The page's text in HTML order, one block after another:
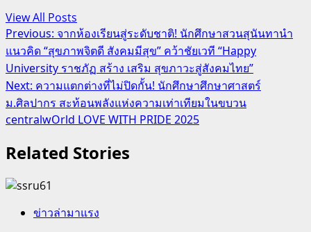
View All Posts
Post
navigation
Previous: จากห้องเรียนสู่ระดับชาติ! นักศึกษาสวนสุนันทานำ
แนวคิด “สุขภาพจิตดี สังคมมีสุข” คว้าชัยเวที “Happy
University ราชภัฏ สร้าง เสริม สุขภาวะสู่สังคมไทย”
Next: ความแตกต่างที่ไม่ปิดกั้น! นักศึกษาศึกษาศาสตร์
ม.ศิลปากร สะท้อนพลังแห่งความเท่าเทียมในขบวน
centralwOrld LOVE WITH PRIDE 2025
Related Stories
ข่าวล่ามาแรง